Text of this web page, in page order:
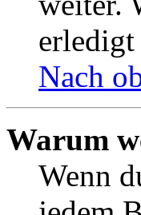
Nach
Warum
Wenn